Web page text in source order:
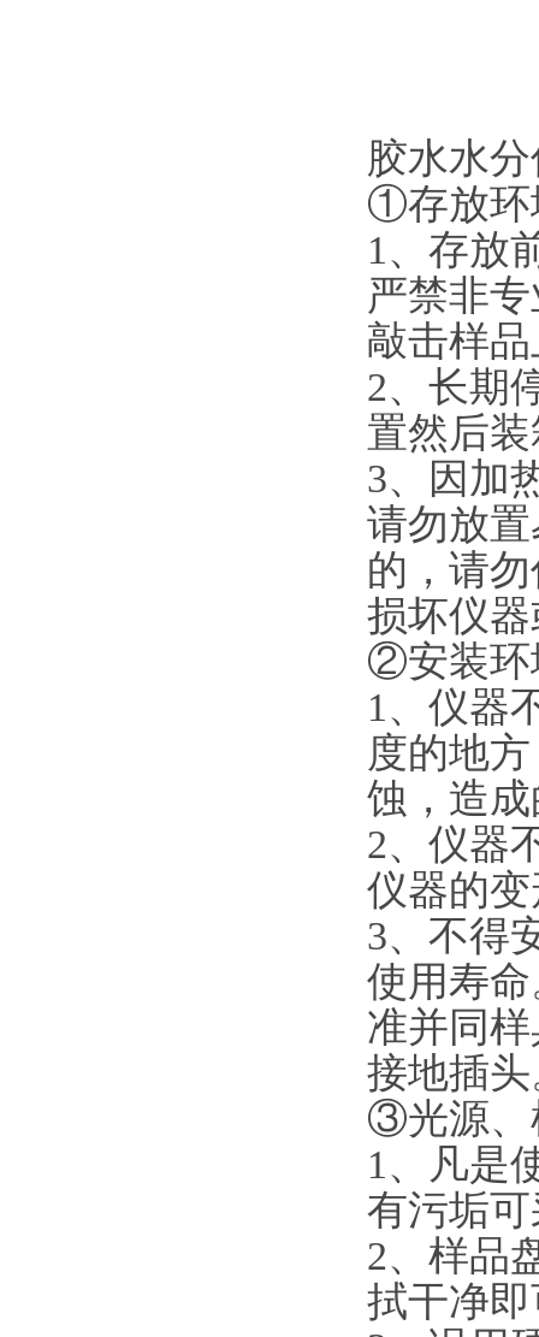
胶水水
①存放环
1、存放
严禁非
敲击样
2、长期
置然后
3、因加
请勿放
的，请
损坏仪
②安装环
1、仪器
度的地
蚀，造
2、仪器
仪器的
3、不得
使用寿
准并同
接地插
③光源、
1、凡是
有污垢
2、样品
拭干净